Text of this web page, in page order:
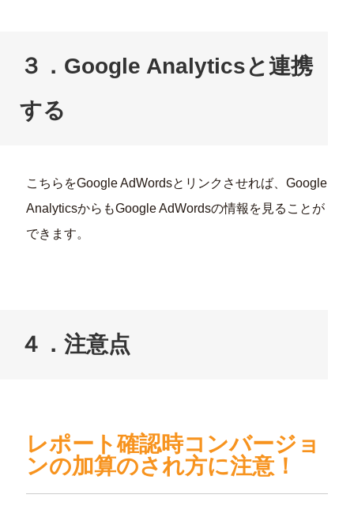
３．Google Analyticsと連携
する
こちらをGoogle AdWordsとリンクさせれば、Google
AnalyticsからもGoogle AdWordsの情報を見ることが
できます。
４．注意点
レポート確認時コンバージョ
ンの加算のされ方に注意！